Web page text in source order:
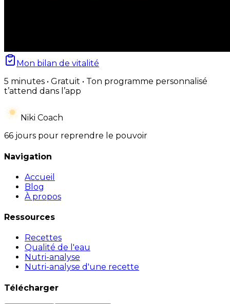
Mon bilan de vitalité
5 minutes • Gratuit • Ton programme personnalisé
t’attend dans l’app
Niki Coach
66 jours pour reprendre le pouvoir
Navigation
Accueil
Blog
À propos
Ressources
Recettes
Qualité de l'eau
Nutri-analyse
Nutri-analyse d'une recette
Télécharger